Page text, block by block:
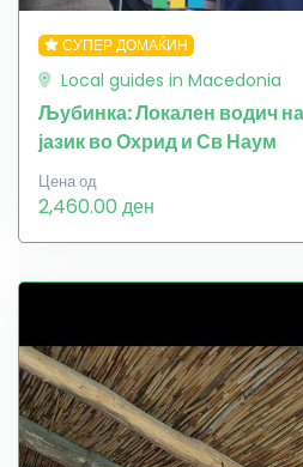
СУПЕР ДОМАЌИН
Local guides in Macedonia
Љубинка: Локален водич
јазик во Охрид и Св Наум
Цена од
2,460.00 ден